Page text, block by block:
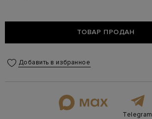
ТОВАР ПРОДАН
Добавить в избранное
Telegram